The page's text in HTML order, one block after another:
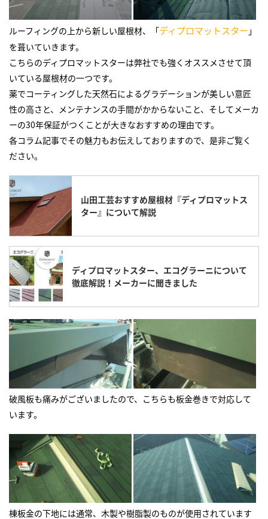
ルーフィングの上から新しい屋根材、「ディプロマットスター 」
を葺いていきます。
こちらのディプロマットスターは弊社でも強くオススメさせて頂
いている屋根材の一つです。
薬でコーティングした天然石によるグラデーションが美しい意匠
性の高さと、メンテナンスの手間がかからないこと、そしてメーカ
ーの30年保証がつくことが大きなおすすめの理由です。
各コラム記事でその魅力もお伝えしておりますので、是非ご覧く
ださい。
山田工芸おすすめ屋根材『ディプロマットス
ター』について解説
ディプロマットスター、エコグラーニについて
徹底解説！メーカーに聞きました
破風板も痛みがございましたので、こちらも板金巻きで対応して
います。
棟板金の下地には通常、木製や樹脂製のものが使用されています